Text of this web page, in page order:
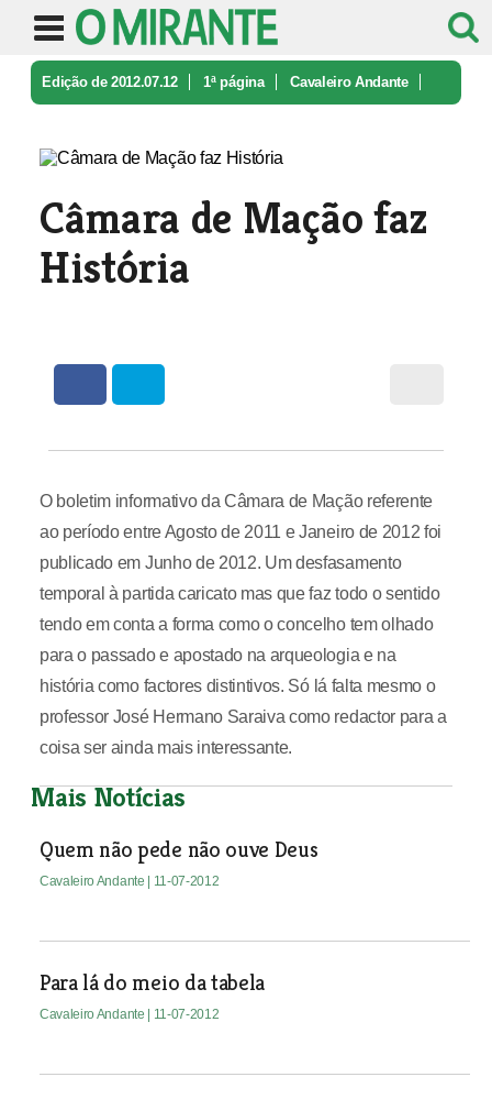
Edição de 2012.07.12 1ª página Cavaleiro Andante
Câmara de Mação faz
História
O boletim informativo da Câmara de Mação referente
ao período entre Agosto de 2011 e Janeiro de 2012 foi
publicado em Junho de 2012. Um desfasamento
temporal à partida caricato mas que faz todo o sentido
tendo em conta a forma como o concelho tem olhado
para o passado e apostado na arqueologia e na
história como factores distintivos. Só lá falta mesmo o
professor José Hermano Saraiva como redactor para a
coisa ser ainda mais interessante.
Mais Notícias
Quem não pede não ouve Deus
Cavaleiro Andante | 11-07-2012
Para lá do meio da tabela
Cavaleiro Andante | 11-07-2012